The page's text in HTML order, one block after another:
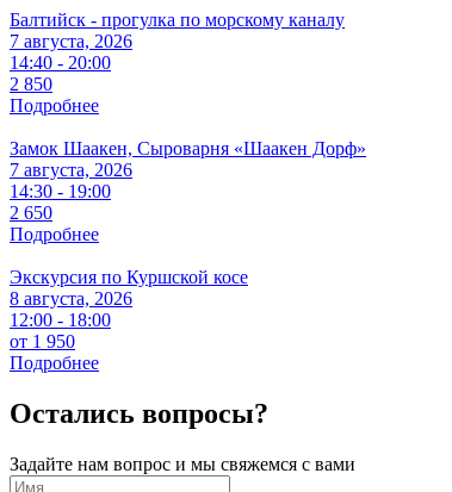
Балтийск - прогулка по морскому каналу
7 августа, 2026
14:40 - 20:00
2 850
Подробнее
Замок Шаакен, Сыроварня «Шаакен Дорф»
7 августа, 2026
14:30 - 19:00
2 650
Подробнее
Экскурсия по Куршской косе
8 августа, 2026
12:00 - 18:00
от 1 950
Подробнее
Остались вопросы?
Задайте нам вопрос и мы свяжемся с вами